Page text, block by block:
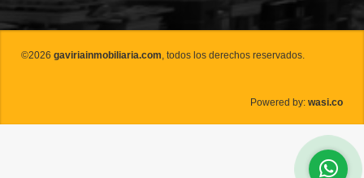
©2026 gaviriainmobiliaria.com, todos los derechos reservados.
Powered by: wasi.co